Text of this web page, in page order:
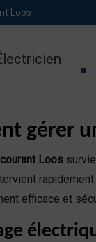
Loos
gérer
Loos
efficace et